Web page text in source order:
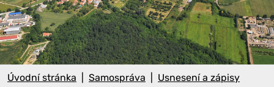
Úvodní stránka Samospráva
Usnesení a zápisy